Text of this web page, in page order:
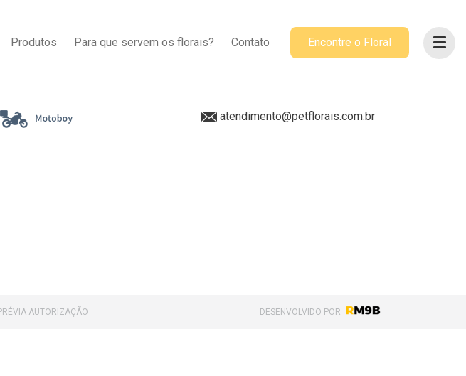
Produtos Para que servem os florais? Contato Encontre o Floral
ENTREGA
ACOMPANHE-NOS
@petflorais
atendimento@petflorais.com.br
AUTORIZAÇÃO DESENVOLVIDO POR